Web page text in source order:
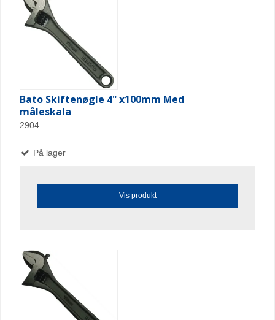
Bato Skiftenøgle 4" x100mm Med
måleskala
2904
På lager
Vis produkt